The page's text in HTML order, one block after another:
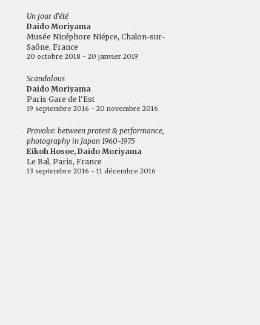
Un jour d'été
Daido Moriyama
Musée Nicéphore Niépce, Chalon-sur-
Saône, France
20 octobre 2018 - 20 janvier 2019
Scandalous
Daido Moriyama
Paris Gare de l'Est
19 septembre 2016 - 20 novembre 2016
Provoke: between protest & performance,
photography in Japan 1960-1975
Eikoh Hosoe, Daido Moriyama
Le Bal, Paris, France
13 septembre 2016 - 11 décembre 2016